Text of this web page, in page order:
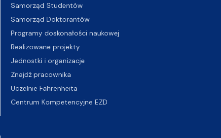
Samorząd Studentów
Samorząd Doktorantów
Programy doskonałości naukowej
Realizowane projekty
Jednostki i organizacje
Znajdź pracownika
Uczelnie Fahrenheita
Centrum Kompetencyjne EZD